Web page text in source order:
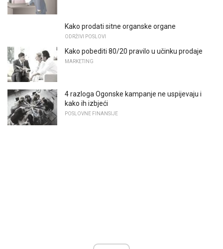
Kako prodati sitne organske organe
ODRŽIVI POSLOVI
Kako pobediti 80/20 pravilo u učinku prodaje
MARKETING
4 razloga Ogonske kampanje ne uspijevaju i
kako ih izbjeći
POSLOVNE FINANSIJE